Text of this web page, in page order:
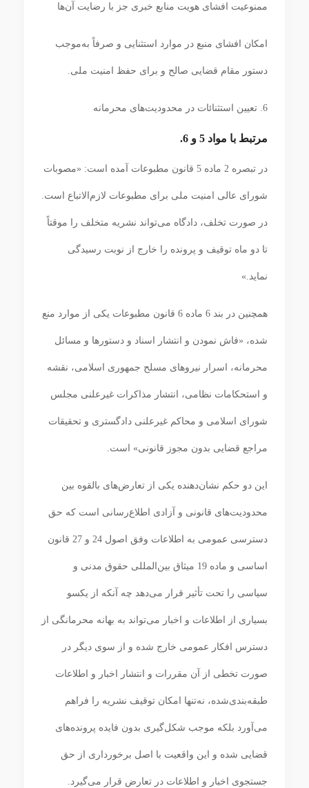
ممنوعیت افشای هویت منابع خبری جز با رضایت آن‌ها
امکان افشای منبع در موارد استثنایی و صرفاً به‌موجب
دستور مقام قضایی صالح و برای حفظ امنیت ملی.
6. تعیین استثنائات در محدودیت‌های محرمانه
مرتبط با مواد 5 و 6.
در تبصره 2 ماده 5 قانون مطبوعات آمده است: «مصوبات
شورای عالی امنیت ملی برای مطبوعات لازم‌الاتباع است.
در صورت تخلف، دادگاه می‌تواند نشریه متخلف را موقتاً
تا دو ماه توقیف و پرونده را خارج از نوبت رسیدگی
نماید.»
همچنین در بند 6 ماده 6 قانون مطبوعات یکی از موارد منع
شده، «فاش نمودن و انتشار اسناد و دستورها و مسائل
محرمانه، اسرار نیروهای مسلح جمهوری اسلامی، نقشه
و استحکامات نظامی، انتشار مذاکرات غیرعلنی مجلس
شورای اسلامی و محاکم غیرعلنی دادگستری و تحقیقات
مراجع قضایی بدون مجوز قانونی» است.
این دو حکم نشان‌دهنده یکی از تعارض‌های بالقوه بین
محدودیت‌های قانونی و آزادی اطلاع‌رسانی است که حق
دسترسی عمومی به اطلاعات وفق اصول 24 و 27 قانون
اساسی و ماده 19 میثاق بین‌المللی حقوق مدنی و
سیاسی را تحت تأثیر قرار می‌دهد چه آنکه از یکسو
بسیاری از اطلاعات و اخبار می‌تواند به بهانه محرمانگی از
دسترس افکار عمومی خارج شده و از سوی دیگر در
صورت تخطی از آن مقررات و انتشار اخبار و اطلاعات
طبقه‌بندی‌شده، نه‌تنها امکان توقیف نشریه را فراهم
می‌آورد بلکه موجب شکل‌گیری بدون فایده پرونده‌های
قضایی شده و این واقعیت با اصل برخورداری از حق
جستجوی اخبار و اطلاعات در تعارض قرار می‌گیرد.